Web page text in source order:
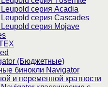
серия Acadia
серия Cascades
серия Mojave
(Бюджетные)
бинокли Navigator
и переменной кратности